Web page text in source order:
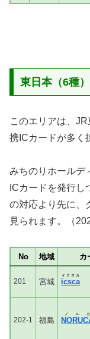
東日本（6種）
このエリアは、
携ICカードが多く
みちのりホールデ
ICカードを発行
の対応より先に、
見られます。（
No 地域 カ
201 宮城 icsca
イクスカ
202-1 福島
ノルカ